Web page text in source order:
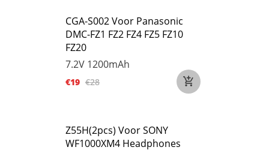
CGA-S002 Voor Panasonic
DMC-FZ1 FZ2 FZ4 FZ5 FZ10
FZ20
7.2V 1200mAh
€19 €28
Z55H(2pcs) Voor SONY
WF1000XM4 Headphones